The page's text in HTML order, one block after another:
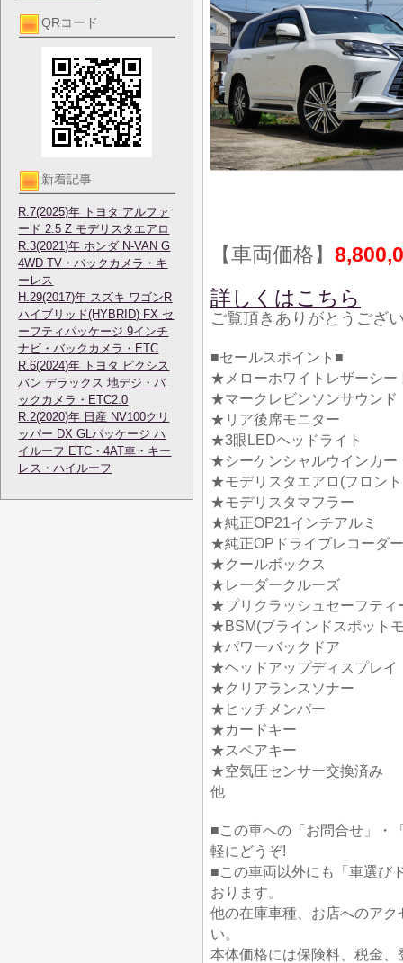
QRコード
新着記事
R.7(2025)年 トヨタ アルファ
ード 2.5 Z モデリスタエアロ
R.3(2021)年 ホンダ N-VAN G
4WD TV・バックカメラ・キ
ーレス
H.29(2017)年 スズキ ワゴンR
ハイブリッド(HYBRID) FX セ
ーフティパッケージ 9インチ
ナビ・バックカメラ・ETC
R.6(2024)年 トヨタ ピクシス
バン デラックス 地デジ・バ
ックカメラ・ETC2.0
R.2(2020)年 日産 NV100クリ
ッパー DX GLパッケージ ハ
イルーフ ETC・4AT車・キー
レス・ハイルーフ
【車両価格】
詳しくはこちら
ご覧頂きありがとうござ
■セールスポイント■
★メローホワイトレザーシー
★マークレビンソンサウンド
★リア後席モニター
★3眼LEDヘッドライト
★シーケンシャルウインカー
★モデリスタエアロ(フロン
★モデリスタマフラー
★純正OP21インチアルミ
★純正OPドライブレコーダー
★クールボックス
★レーダークルーズ
★プリクラッシュセーフティ
★BSM(ブラインドスポット
★パワーバックドア
★ヘッドアップディスプレイ
★クリアランスソナー
★ヒッチメンバー
★カードキー
★スペアキー
★空気圧センサー交換済み
他
■この車への「お問合せ」・
軽にどうぞ!
■この車両以外にも「車選び
おります。
他の在庫車種、お店へのア
い。
本体価格には保険料、税金